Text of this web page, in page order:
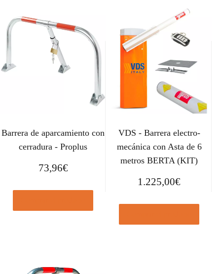
Barrera de aparcamiento con
cerradura - Proplus
73,96€
VDS - Barrera electro-
mecánica con Asta de 6
metros BERTA (KIT)
1.225,00€